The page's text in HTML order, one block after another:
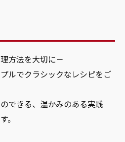
方法を大切に－
ルでクラシックなレシピをご
できる、温かみのある実践
。